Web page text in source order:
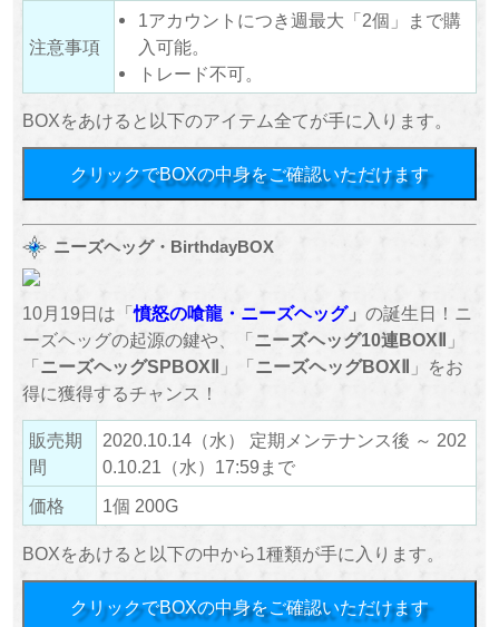
注意事項
1アカウントにつき週最大「2個」まで購
入可能。
トレード不可。
BOXをあけると以下のアイテム全てが手に入ります。
クリックでBOXの中身をご確認いただけます
ニーズヘッグ・BirthdayBOX
10月19日は「憤怒の喰龍・ニーズヘッグ」 の誕生日！ニ
ーズヘッグの起源の鍵や、「ニーズヘッグ10連BOXⅡ 」
「ニーズヘッグSPBOXⅡ 」「ニーズヘッグBOXⅡ 」をお
得に獲得するチャンス！
販売期
間
2020.10.14（水） 定期メンテナンス後 ～ 202
0.10.21（水）17:59まで
価格
1個 200G
BOXをあけると以下の中から1種類が手に入ります。
クリックでBOXの中身をご確認いただけます